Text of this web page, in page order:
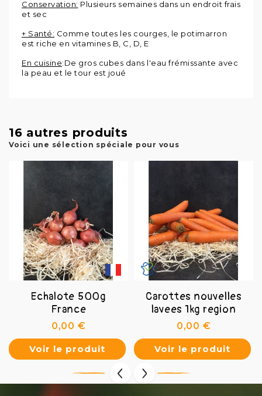
Conservation: Plusieurs semaines dans un endroit frais
et sec
+ Santé: Comme toutes les courges, le potimarron
est riche en vitamines B, C, D, E
En cuisine:De gros cubes dans l'eau frémissante avec
la peau et le tour est joué
16 autres produits
Voici une sélection spéciale pour vous
Echalote 500g
France
0,00 €Prix
Voir le produit
Carottes nouvelles
lavees 1kg region
0,00 €Prix
Voir le produit